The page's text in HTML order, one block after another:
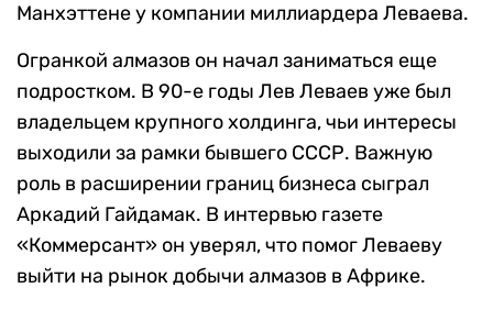
Манхэттене у компании миллиардера Леваева.
Огранкой алмазов он начал заниматься еще
подростком. В 90-е годы Лев Леваев уже был
владельцем крупного холдинга, чьи интересы
выходили за рамки бывшего СССР. Важную
роль в расширении границ бизнеса сыграл
Аркадий Гайдамак. В интервью газете
«Коммерсант» он уверял, что помог Леваеву
выйти на рынок добычи алмазов в Африке.